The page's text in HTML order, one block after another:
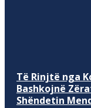
Të Rinjtë nga
Bashkojnë
Shëndetin